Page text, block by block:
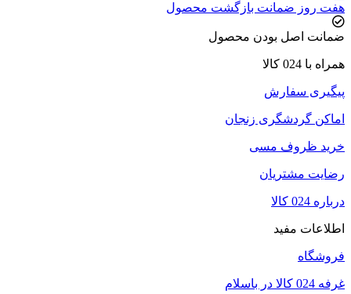
هفت روز ضمانت بازگشت محصول
ضمانت اصل بودن محصول
همراه با 024 کالا
پیگیری سفارش
اماکن گردشگری زنجان
خرید ظروف مسی
رضایت مشتریان
درباره 024 کالا
اطلاعات مفید
فروشگاه
غرفه 024 کالا در باسلام